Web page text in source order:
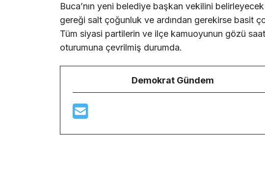
Buca’nın yeni belediye başkan vekilini
gereği salt çoğunluk ve ardından gerekirse basit
Tüm siyasi partilerin ve ilçe kamuoyunun gözü
oturumuna çevrilmiş durumda.
Demokrat Gündem